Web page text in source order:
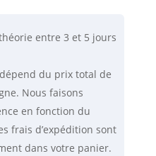
entre 3 et 5 jours
du prix total de
Nous faisons
en fonction du
frais d’expédition sont
dans votre panier.